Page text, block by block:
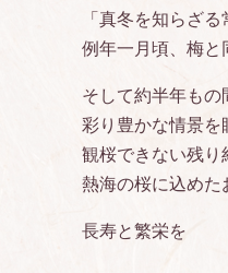
「真冬を知らざ
例年一月頃、梅と
そして約半年も
彩り豊かな情景を
観桜できない残り
熱海の桜に込めた
長寿と繁栄を